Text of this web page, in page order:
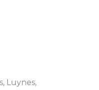
Luynes,